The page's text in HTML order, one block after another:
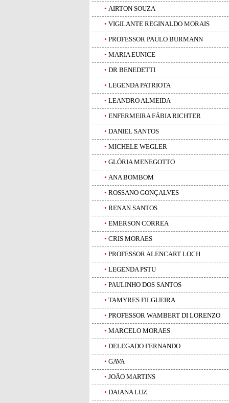
• AIRTON SOUZA
• VIGILANTE REGINALDO MORAIS
• PROFESSOR PAULO BURMANN
• MARIA EUNICE
• DR BENEDETTI
• LEGENDA PATRIOTA
• LEANDRO ALMEIDA
• ENFERMEIRA FÁBIA RICHTER
• DANIEL SANTOS
• MICHELE WEGLER
• GLÓRIA MENEGOTTO
• ANA BOMBOM
• ROSSANO GONÇALVES
• RENAN SANTOS
• EMERSON CORREA
• CRIS MORAES
• PROFESSOR ALENCART LOCH
• LEGENDA PSTU
• PAULINHO DOS SANTOS
• TAMYRES FILGUEIRA
• PROFESSOR WAMBERT DI LORENZO
• MARCELO MORAES
• DELEGADO FERNANDO
• GAVA
• JOÃO MARTINS
• DAIANA LUZ